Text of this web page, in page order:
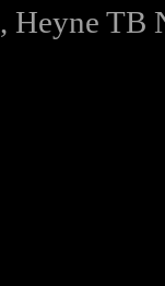
, Heyne TB